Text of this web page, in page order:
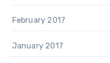
February 2017
January 2017